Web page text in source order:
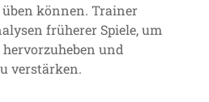
können. Trainer
früherer Spiele, um
und
verstärken.